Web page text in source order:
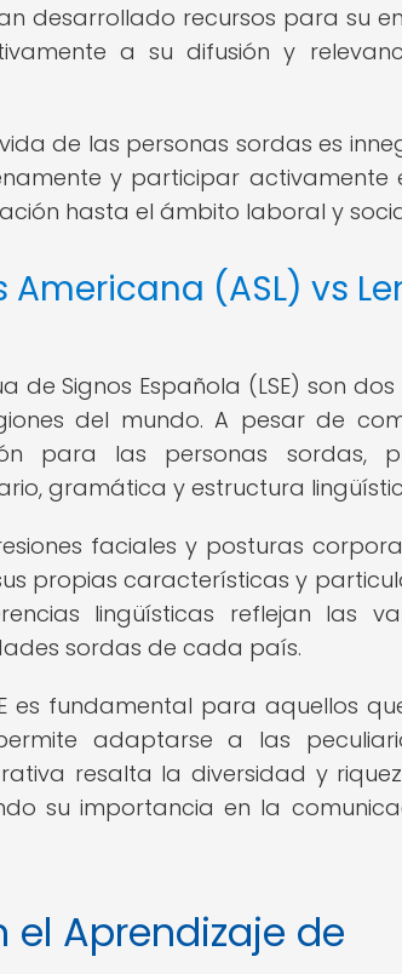
desarrollado recursos para su
a su difusión y
de las personas sordas es
y participar activamente
hasta el ámbito laboral y
(ASL) vs
de Signos Española (LSE) son
del mundo. A pesar de
para las personas sordas,
gramática y estructura
faciales y posturas
propias características y
lingüísticas reflejan las
sordas de cada país.
es fundamental para aquellos
adaptarse a las
resalta la diversidad y
su importancia en la
Aprendizaje de